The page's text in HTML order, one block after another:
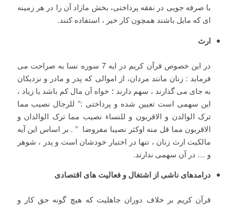
با صرفه جویی در نفقه پرداختی، بخش مازاد آن را در هر زمینه
ای که مایل باشند همچون کار خیر ، استفاده کنند.
ارث
در این خصوص قرآن کریم در ایه 7 سوره نسا به صراحت می
فرماید : زنان مانند مردان، از اموالی که پدر و مادر و نزدیکان
به جای می گذارند ، سهم دارند ؛ خواه آن مال کم باشد یا زیاد ،
این سهمی است تعیین شده و پرداختی :” للرجال نصیب مما
ترک الوالدن و الاقربون و للنساء نصیب مما ترک الوالدان و
الاقربون مما قل منه اوکثر نصیبا مفروضا ” . بر اساس این آیه
مالکیت ارث زنان ، تنها در اختیار خودشان است و پدر ، شوهر
و … در آن سهمی ندارند.
درامدهای ناشی از اشتغال و فعالیت های اقتصادی
قرآن کریم بر خلاف دوران جاهلیت که هیچ گونه حق کار و